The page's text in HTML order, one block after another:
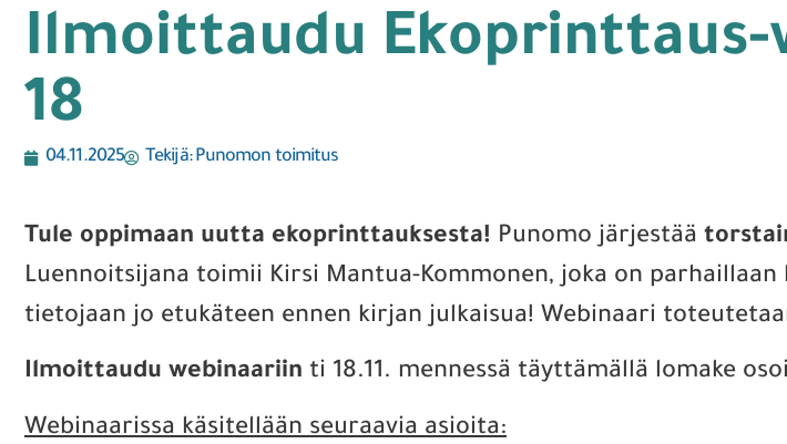
Ilmoittaudu Ekoprinttaus-
18
04.11.2025 Tekijä:Punomon toimitus
Tule oppimaan uutta ekoprinttauksesta! Punomo järjestää
Luennoitsijana toimii Kirsi Mantua-Kommonen, joka on
tietojaan jo etukäteen ennen kirjan julkaisua! Webinaari
Ilmoittaudu webinaariin ti 18.11. mennessä täyttämällä lomake
Webinaarissa käsitellään seuraavia asioita: